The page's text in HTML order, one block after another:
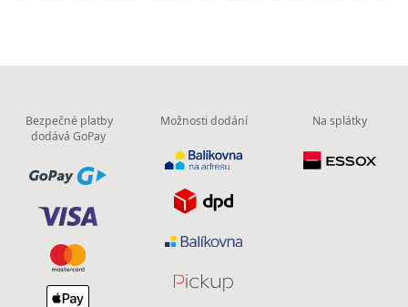
Bezpečné platby
dodává GoPay
Možnosti dodání Na splátky